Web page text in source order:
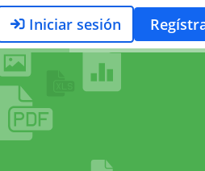
Iniciar sesión